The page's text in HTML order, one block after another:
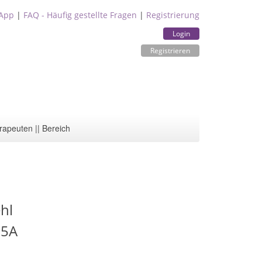
| FAQ - Häufig gestellte Fragen | Registrierung
Login
Registrieren
|| Bereich